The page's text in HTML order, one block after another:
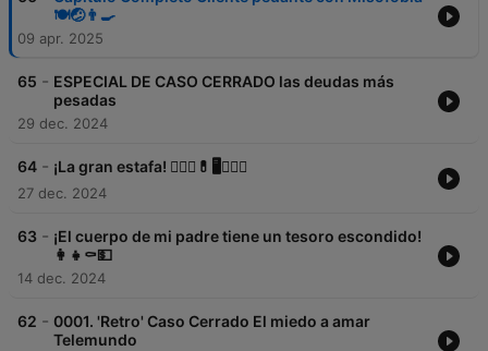
🍽️🤕👨‍🍳
09 apr. 2025
65 - ESPECIAL DE CASO CERRADO las deudas más
pesadas
29 dec. 2024
64 - ¡La gran estafa! 👩🏼‍⚕💊🖥️👯🏻‍♂
27 dec. 2024
63 - ¡El cuerpo de mi padre tiene un tesoro escondido!
👩‍👧⚰️💵
14 dec. 2024
62 - 0001. 'Retro' Caso Cerrado El miedo a amar
Telemundo